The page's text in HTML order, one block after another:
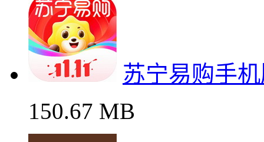
苏宁易购手
150.67 MB